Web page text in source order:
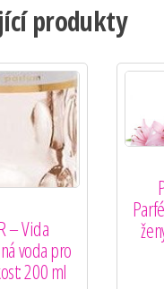
produkty
– Vida
voda pro
200 ml